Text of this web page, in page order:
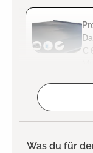
€
Was du für